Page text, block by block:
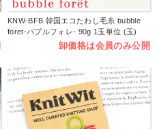
KNW-BFB 韓国エコたわし毛糸 bubble
foret-バブルフォレ- 90g 1玉単位 (玉)
卸価格は会員のみ公開